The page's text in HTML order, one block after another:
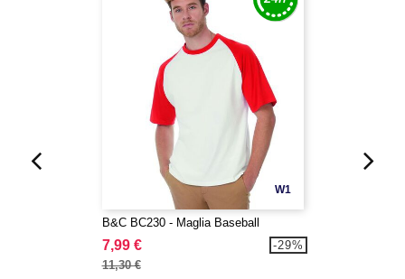
W1
B&C BC230 - Maglia Baseball
7,99 €
11,30 €
-29%